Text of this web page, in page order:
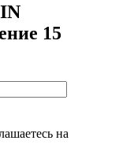
15
на